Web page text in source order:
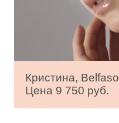
Кристина, Belfaso
Цена 9 750 руб.